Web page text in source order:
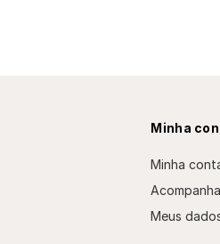
Minha
Minha
Meus